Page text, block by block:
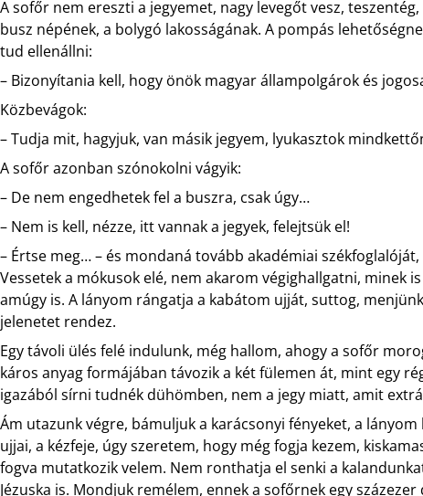
A sofőr nem ereszti a jegyemet, nagy levegőt vesz,
busz népének, a bolygó lakosságának. A pompás
tud ellenállni:
– Bizonyítania kell, hogy önök magyar állampolgárok és
Közbevágok:
– Tudja mit, hagyjuk, van másik jegyem, lyukasztok
A sofőr azonban szónokolni vágyik:
– De nem engedhetek fel a buszra, csak úgy…
– Nem is kell, nézze, itt vannak a jegyek, felejtsük el!
– Értse meg… – és mondaná tovább akadémiai
Vessetek a mókusok elé, nem akarom végighallgatni, minek
amúgy is. A lányom rángatja a kabátom ujját, suttog,
jelenetet rendez.
Egy távoli ülés felé indulunk, még hallom, ahogy a sofőr
káros anyag formájában távozik a két fülemen át, mint egy
igazából sírni tudnék dühömben, nem a jegy miatt, amit
Ám utazunk végre, bámuljuk a karácsonyi fényeket, a lányom
ujjai, a kézfeje, úgy szeretem, hogy még fogja kezem,
fogva mutatkozik velem. Nem ronthatja el senki a
Jézuska is. Mondjuk remélem, ennek a sofőrnek egy